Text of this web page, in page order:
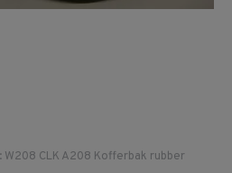
W208 CLK A208 Kofferbak rubber